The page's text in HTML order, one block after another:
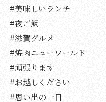
#美味しいランチ
#夜ご飯
#滋賀グルメ
#焼肉ニューワールド
#頑張ります
#お越しください
#思い出の一日